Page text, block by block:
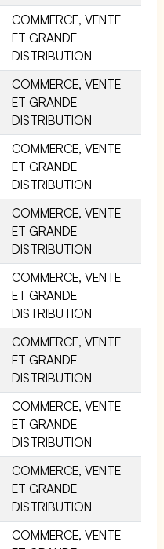
COMMERCE, VENTE
ET GRANDE
DISTRIBUTION
COMMERCE, VENTE
ET GRANDE
DISTRIBUTION
COMMERCE, VENTE
ET GRANDE
DISTRIBUTION
COMMERCE, VENTE
ET GRANDE
DISTRIBUTION
COMMERCE, VENTE
ET GRANDE
DISTRIBUTION
COMMERCE, VENTE
ET GRANDE
DISTRIBUTION
COMMERCE, VENTE
ET GRANDE
DISTRIBUTION
COMMERCE, VENTE
ET GRANDE
DISTRIBUTION
COMMERCE, VENTE